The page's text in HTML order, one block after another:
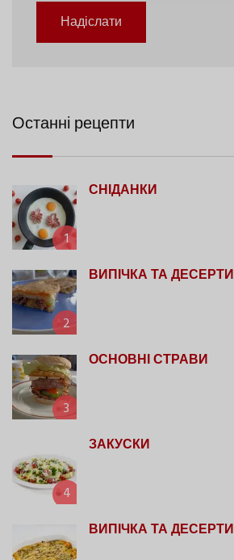
Надіслати
Останні рецепти
1
СНІДАНКИ
2
ВИПІЧКА ТА ДЕСЕРТИ
3
ОСНОВНІ СТРАВИ
4
ЗАКУСКИ
ВИПІЧКА ТА ДЕСЕРТИ